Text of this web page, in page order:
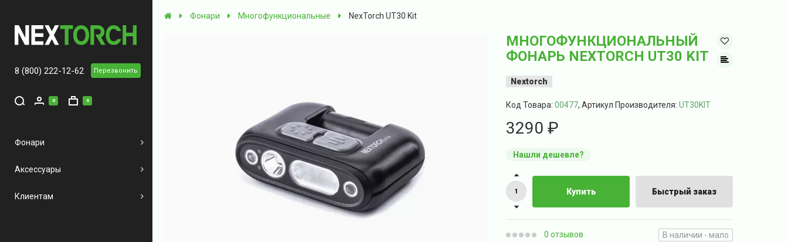
8 (800) 222-12-62 Перезвонить
0 0
Фонари
Аксессуары
Клиентам
Фонари Многофункциональные NexTorch UT30 Kit
МНОГОФУНКЦИОНАЛЬНЫЙ
ФОНАРЬ NEXTORCH UT30 KIT
Nextorch
Код Товара: 00477, Артикул Производителя:UT30KIT
3290 ₽
Нашли дешевле?
Купить Быстрый заказ
0 отзывов В наличии - мало